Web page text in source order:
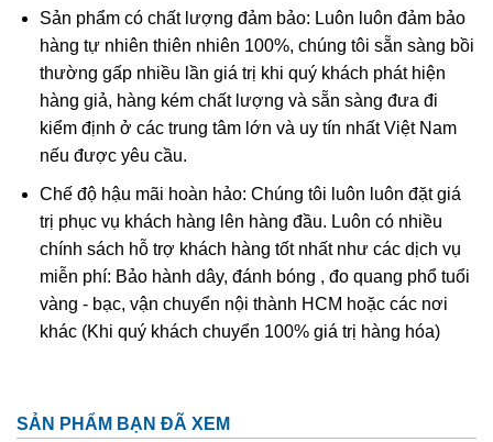
thạch anh tóc vàng có ý nghĩa rất tích cực trong quá trình
hỗ trợ trị liệu các loại bệnh liên quan về đường tiêu hóa,
hệ hô hấp. Đặc biệt là các loại bệnh liên quan đến trí nhớ
vì chúng góp phần tăng cường khả năng tập trung, sự
quyết đoán trong suy nghĩ và hành động. Người ta còn
dùng thạch anh tóc vàng để làm chậm quá trình lão hóa và
Năng lượng từ đá thạch anh tóc vàng còn giúp cải thiện
chứng trầm cảm, nhất là những người luôn cảm thấy cô
đơn để tìm lại sự lạc quan, tự tin và niềm vui trong cuộc
sống. Chúng sẽ điều phối cảm xúc tốt hơn khiến mỗi
người tự giác ngộ và tìm ra chân lý của cuộc đời. Đối với
năng tập trung cao độ, cân bằng giác quan và sự tương
Sản phẩm có chất lượng đảm bảo: Luôn luôn đảm bảo
hàng tự nhiên thiên nhiên 100%, chúng tôi sẵn sàng bồi
thường gấp nhiều lần giá trị khi quý khách phát hiện
hàng giả, hàng kém chất lượng và sẵn sàng đưa đi
kiểm định ở các trung tâm lớn và uy tín nhất Việt Nam
nếu được yêu cầu.
Chế độ hậu mãi hoàn hảo: Chúng tôi luôn luôn đặt giá
trị phục vụ khách hàng lên hàng đầu. Luôn có nhiều
chính sách hỗ trợ khách hàng tốt nhất như các dịch vụ
miễn phí: Bảo hành dây, đánh bóng , đo quang phổ tuổi
vàng - bạc, vận chuyển nội thành HCM hoặc các nơi
khác (Khi quý khách chuyển 100% giá trị hàng hóa)
SẢN PHẨM BẠN ĐÃ XEM